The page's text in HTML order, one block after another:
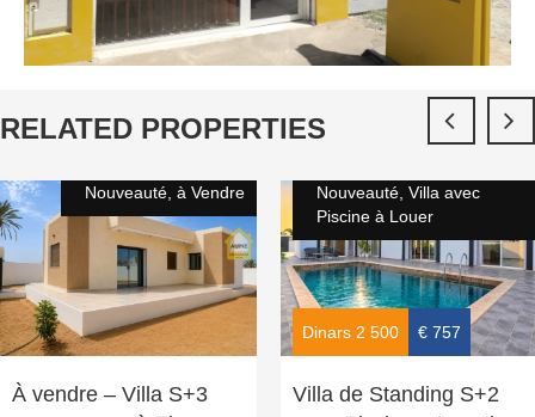
RELATED PROPERTIES
Nouveauté, à Vendre
À vendre – Villa S+3
Nouveauté, Villa avec
Piscine à Louer
Dinars 2 500 € 757
Villa de Standing S+2